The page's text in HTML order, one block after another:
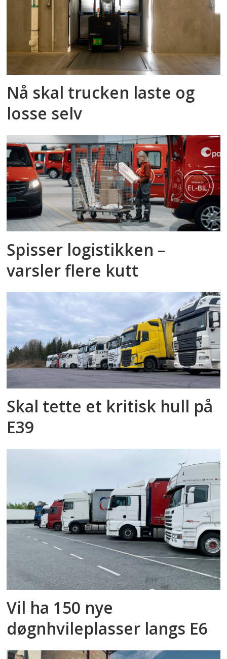
Nå skal trucken laste og
losse selv
Spisser logistikken –
varsler flere kutt
Skal tette et kritisk hull på
E39
Vil ha 150 nye
døgnhvileplasser langs E6